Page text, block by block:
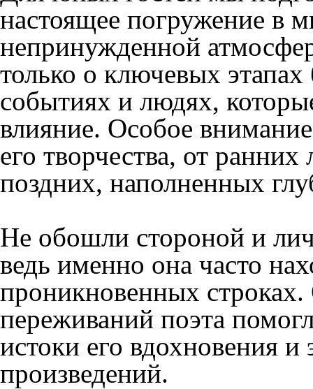
настоящее погружение в
непринужденной
только о ключевых
событиях и людях,
влияние. Особое
его творчества, от
поздних, наполненных
Не обошли стороной и
ведь именно она часто
проникновенных
переживаний поэта
истоки его вдохновения
произведений.